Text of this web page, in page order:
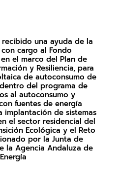
recibido una ayuda de la
cargo al Fondo
el marco del Plan de
y Resiliencia, para
de autoconsumo de
del programa de
al autoconsumo y
fuentes de energía
implantación de sistemas
el sector residencial del
Ecológica y el Reto
por la Junta de
la Agencia Andaluza de